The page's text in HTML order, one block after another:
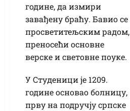
године, да измири
завађену браћу. Бавио се
просветитељским радом,
преносећи основне
верске и световне поуке.
У Студеници је 1209.
године основао болницу,
прву на подручју српске